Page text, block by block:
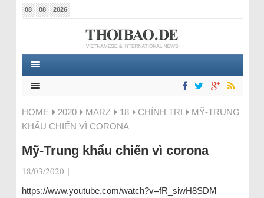
08 08 2026
HOME 2020 MÄRZ 18 CHÍNH TRỊ
MỸ-TRUNG
KHẨU CHIẾN VÌ CORONA
Mỹ-Trung khẩu chiến vì corona
18/03/2020 |
https://www.youtube.com/watch?v=fR_siwH8SDM